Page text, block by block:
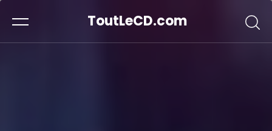
ToutLeCD.com